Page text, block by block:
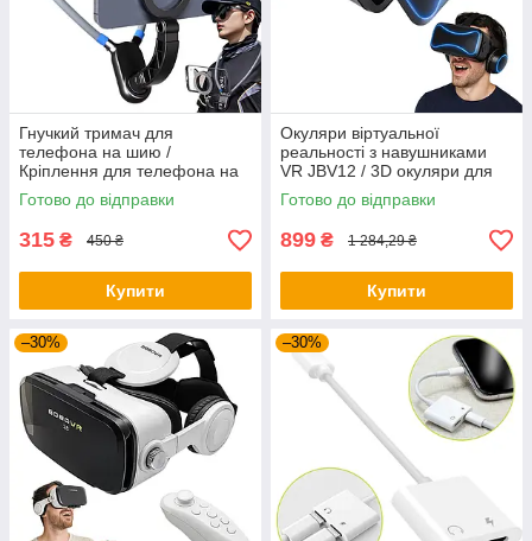
Гнучкий тримач для
телефона на шию /
Кріплення для телефона на
шию / Тримач шийний для
телефона
Готово до відправки
315 ₴ 450 ₴
Купити
Окуляри віртуальної
реальності з навушниками
VR JBV12 / 3D окуляри для
смартфона / VR шолом
Готово до відправки
899 ₴ 1 284,29 ₴
Купити
–30% –30%